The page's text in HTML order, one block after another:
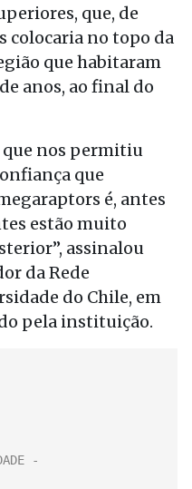
que, de
colocaria no topo da
que habitaram
anos, ao final do
que nos permitiu
que
é, antes
estão muito
assinalou
da Rede
do Chile, em
pela instituição.